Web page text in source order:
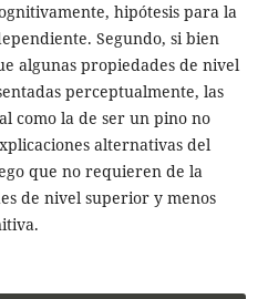
hipótesis para la
Segundo, si bien
algunas propiedades de nivel
perceptualmente, las
como la de ser un pino no
alternativas del
que no requieren de la
de nivel superior y menos